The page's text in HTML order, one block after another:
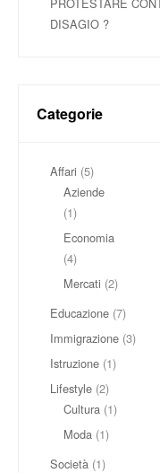
DISAGIO ?
Categorie
Affari (5)
Aziende
(1)
Economia
(4)
Mercati (2)
Educazione (7)
Immigrazione (3)
Istruzione (1)
Lifestyle (2)
Cultura (1)
Moda (1)
Società (1)